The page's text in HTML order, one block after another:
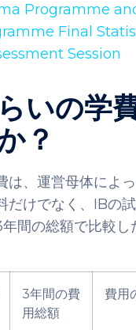
Programme
Final
Session
いの学
？
は、運営母体によ
だけでなく、IBの
間の総額で比較し
3年間の費
用総額
費用